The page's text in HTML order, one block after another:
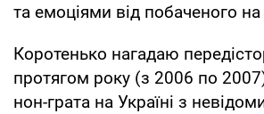
та емоціями від побаченого на
Коротенько нагадаю
протягом року (з 2006 по
нон-грата на Україні з